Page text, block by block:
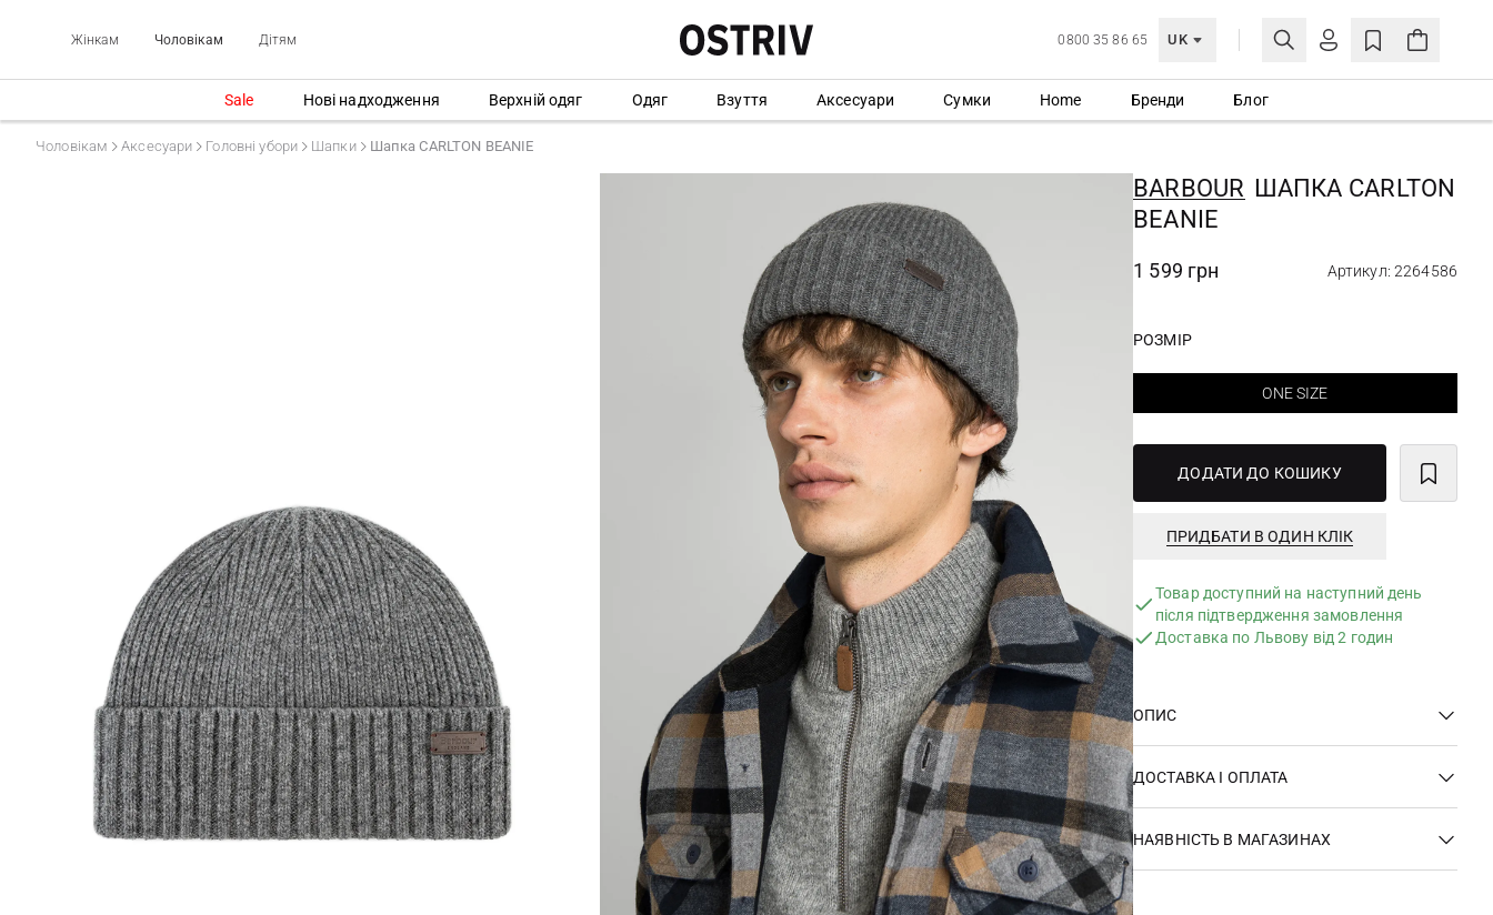
Жінкам Чоловікам Дітям 0800 35 86 65 UK
МОЯ ОБЛІКІВКА
Sale Нові надходження Верхній одяг Одяг Взуття Аксесуари Сумки Home Бренди Блог
Чоловікам Аксесуари Головні убори Шапки Шапка CARLTON BEANIE
BARBOUR ШАПКА CARLTON
BEANIE
1 599 грн Артикул: 2264586
РОЗМІР
ONE SIZE
ДОДАТИ ДО КОШИКУ
ПРИДБАТИ В ОДИН КЛІК
Товар доступний на наступний день
після підтвердження замовлення
Доставка по Львову від 2 годин
ОПИС
ДОСТАВКА І ОПЛАТА
НАЯВНІСТЬ В МАГАЗИНАХ